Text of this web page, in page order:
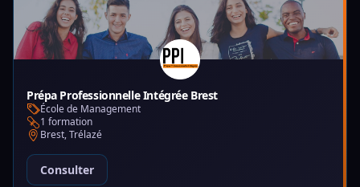
Prépa Professionnelle Intégrée Brest
École de Management
1 formation
Brest, Trélazé
Consulter